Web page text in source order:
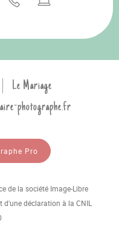
Le Mariage
photographe.fr
Pro
de la société Image-Libre
déclaration à la CNIL